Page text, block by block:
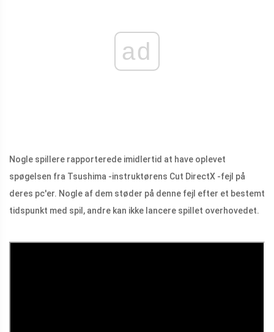
ad
Nogle spillere rapporterede imidlertid at have oplevet
spøgelsen fra Tsushima -instruktørens Cut DirectX -fejl på
deres pc'er. Nogle af dem støder på denne fejl efter et bestemt
tidspunkt med spil, andre kan ikke lancere spillet overhovedet.